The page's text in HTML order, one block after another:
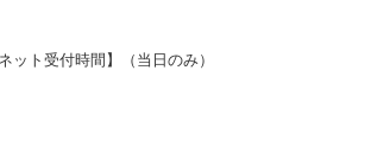
ット受付時間】（当日のみ）